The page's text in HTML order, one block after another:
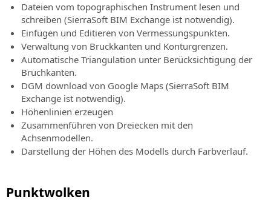
Dateien vom topographischen Instrument lesen und
schreiben (SierraSoft BIM Exchange ist notwendig).
Einfügen und Editieren von Vermessungspunkten.
Verwaltung von Bruckkanten und Konturgrenzen.
Automatische Triangulation unter Berücksichtigung der
Bruchkanten.
DGM download von Google Maps (SierraSoft BIM
Exchange ist notwendig).
Höhenlinien erzeugen
Zusammenführen von Dreiecken mit den
Achsenmodellen.
Darstellung der Höhen des Modells durch Farbverlauf.
Punktwolken